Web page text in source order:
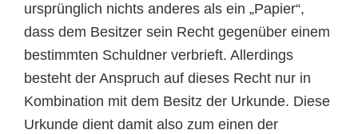
ursprünglich nichts anderes als ein „Papier“,
dass dem Besitzer sein Recht gegenüber einem
bestimmten Schuldner verbrieft. Allerdings
besteht der Anspruch auf dieses Recht nur in
Kombination mit dem Besitz der Urkunde. Diese
Urkunde dient damit also zum einen der